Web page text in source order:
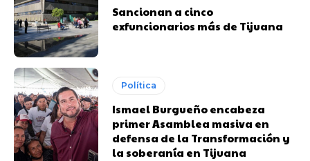
Sancionan a cinco
exfuncionarios más de Tijuana
Política
Ismael Burgueño encabeza
primer Asamblea masiva en
defensa de la Transformación y
la soberanía en Tijuana